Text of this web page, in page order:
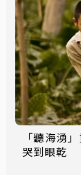
「聽海湧
哭到眼乾